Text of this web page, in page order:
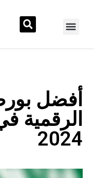
أفضل
الرقمية
2024